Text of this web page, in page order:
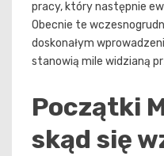
pracy, który następnie
Obecnie te
doskonałym
stanowią mile widzianą
Początki
skąd się